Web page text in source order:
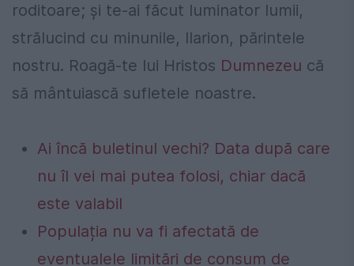
roditoare; și te-ai făcut luminator lumii,
strălucind cu minunile, Ilarion, părintele
nostru. Roagă-te lui Hristos Dumnezeu că
să mântuiască sufletele noastre.
Ai încă buletinul vechi? Data după care
nu îl vei mai putea folosi, chiar dacă
este valabil
Populația nu va fi afectată de
eventualele limitări de consum de